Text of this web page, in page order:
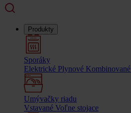
Produkty
Sporáky
Elektrické Plynové Kombinované
Umývačky riadu
Vstavané Voľne stojace